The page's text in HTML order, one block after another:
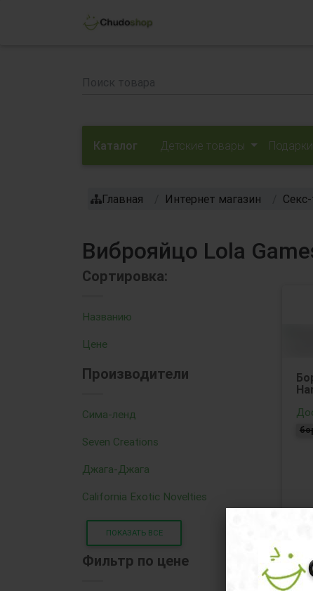
Каталог Детские товары Подарки
Главная Интернет магазин
Виброяйцо Lola
Сортировка:
Названию
Цене
Производители
Сима-ленд
Seven Creations
Джага-Джага
California Exotic Novelties
ПОКАЗАТЬ ВСЕ
Фильтр по цене